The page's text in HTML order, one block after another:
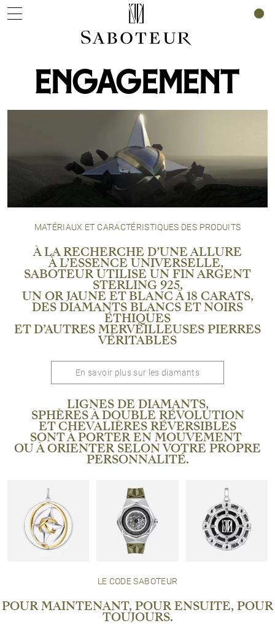
ENGAGEMENT
MATÉRIAUX ET CARACTÉRISTIQUES DES PRODUITS
À LA RECHERCHE D’UNE ALLURE
À L’ESSENCE UNIVERSELLE,
SABOTEUR UTILISE UN FIN ARGENT
STERLING 925,
UN OR JAUNE ET BLANC À 18 CARATS,
DES DIAMANTS BLANCS ET NOIRS
ÉTHIQUES
ET D’AUTRES MERVEILLEUSES PIERRES
VÉRITABLES
En savoir plus sur les diamants
LIGNES DE DIAMANTS,
SPHÈRES À DOUBLE RÉVOLUTION
ET CHEVALIÈRES RÉVERSIBLES
SONT À PORTER EN MOUVEMENT
OU À ORIENTER SELON VOTRE PROPRE
PERSONNALITÉ.
LE CODE SABOTEUR
POUR MAINTENANT, POUR ENSUITE, POUR
TOUJOURS.